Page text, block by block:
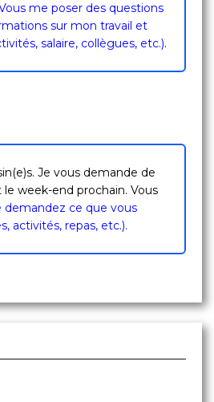
me poser des questions
sur mon travail et
salaire, collègues, etc.).
Je vous demande de
week-end prochain. Vous
demandez ce que vous
activités, repas, etc.).